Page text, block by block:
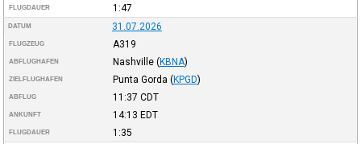
FLUGDAUER 1:47
DATUM 31.07.2026
FLUGZEUG A319
ABFLUGHAFEN Nashville (KBNA)
ZIELFLUGHAFEN Punta Gorda (KPGD)
ABFLUG 11:37 CDT
ANKUNFT 14:13 EDT
FLUGDAUER 1:35